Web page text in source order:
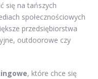
się na tańszych
społecznościowych
przedsiębiorstwa
outdoorowe czy
, które chce się